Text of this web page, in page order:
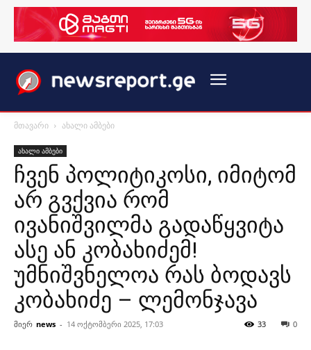
მთავარი ახალი ამბები
ახალი ამბები
ჩვენ პოლიტიკოსი, იმიტომ
არ გვქვია რომ
ივანიშვილმა გადაწყვიტა
ასე ან კობახიძემ!
უმნიშვნელოა რას ბოდავს
კობახიძე – ლემონჯავა
მიერ news - 14 ოქტომბერი 2025, 17:03 0
33